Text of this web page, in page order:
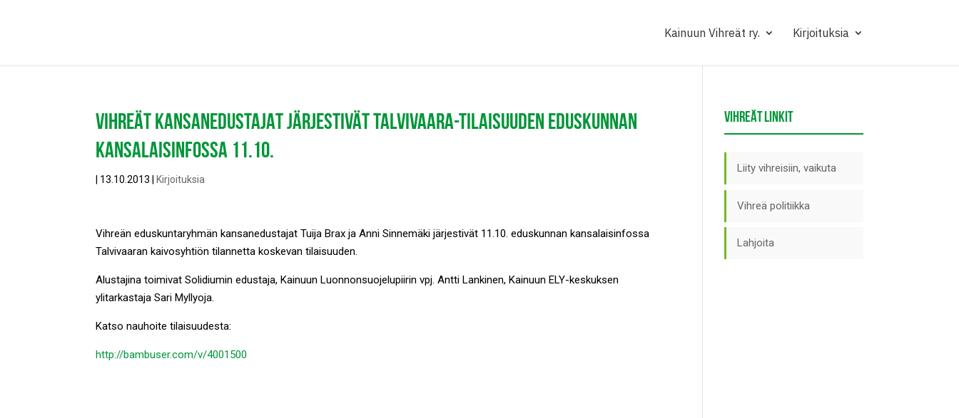
Kainuun Vihreät ry. Kirjoituksia
VIHREÄT KANSANEDUSTAJAT JÄRJESTIVÄT TALVIVAARA-TILAISUUDEN EDUSKUNNAN
KANSALAISINFOSSA 11.10.
13.10.2013 Kirjoituksia
Vihreän eduskuntaryhmän kansanedustajat Tuija Brax ja Anni Sinnemäki järjestivät 11.10. eduskunnan kansalaisinfossa
Talvivaaran kaivosyhtiön tilannetta koskevan tilaisuuden.
Alustajina toimivat Solidiumin edustaja, Kainuun Luonnonsuojelupiirin vpj. Antti Lankinen, Kainuun ELY-keskuksen
ylitarkastaja Sari Myllyoja.
Katso nauhoite tilaisuudesta:
http://bambuser.com/v/4001500
VIHREÄT LINKIT
Liity vihreisiin, vaikuta
Vihreä politiikka
Lahjoita